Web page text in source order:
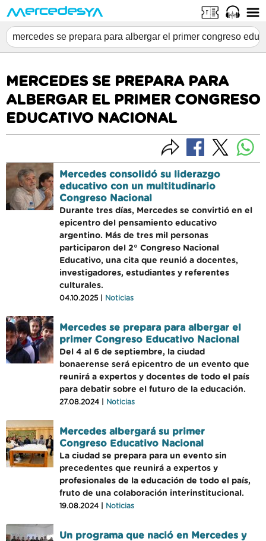
MERCEDES SE PREPARA PARA
ALBERGAR EL PRIMER CONGRESO
EDUCATIVO NACIONAL
Mercedes consolidó su liderazgo
educativo con un multitudinario
Congreso Nacional
Durante tres días, Mercedes se convirtió en el
epicentro del pensamiento educativo
argentino. Más de tres mil personas
participaron del 2° Congreso Nacional
Educativo, una cita que reunió a docentes,
investigadores, estudiantes y referentes
culturales.
04.10.2025 | Noticias
Mercedes se prepara para albergar el
primer Congreso Educativo Nacional
Del 4 al 6 de septiembre, la ciudad
bonaerense será epicentro de un evento que
reunirá a expertos y docentes de todo el país
para debatir sobre el futuro de la educación.
27.08.2024 | Noticias
Mercedes albergará su primer
Congreso Educativo Nacional
La ciudad se prepara para un evento sin
precedentes que reunirá a expertos y
profesionales de la educación de todo el país,
fruto de una colaboración interinstitucional.
19.08.2024 | Noticias
Un programa que nació en Mercedes y